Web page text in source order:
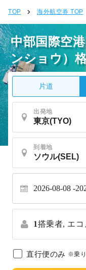
TOP 海外航空券 TOP
中部国際空
ンショウ）
片道
出発地
到着地
2026-08-08
1搭乗者, エコ
直行便のみ ※乗